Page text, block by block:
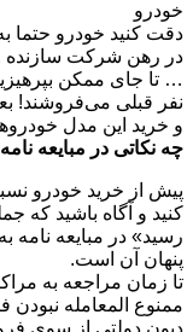
خودرو حتما به نام
شرکت سازنده و یا با
ممکن بپرهیزید. برخی
می‌فروشند! بعضی
این مدل خودروها تازه
در مبایعه نامه باید
خرید خودرو نسبت
آگاه باشید که جمله
مبایعه نامه به معنی
آن است.
مراجعه به مراکز
المعامله نبودن